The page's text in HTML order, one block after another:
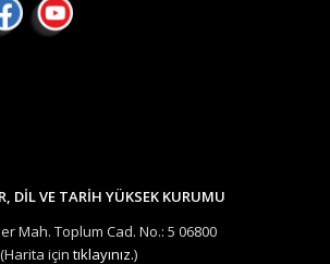
DİL VE TARİH YÜKSEK KURUMU
Mah. Toplum Cad. No.: 5 06800
için tıklayınız.)